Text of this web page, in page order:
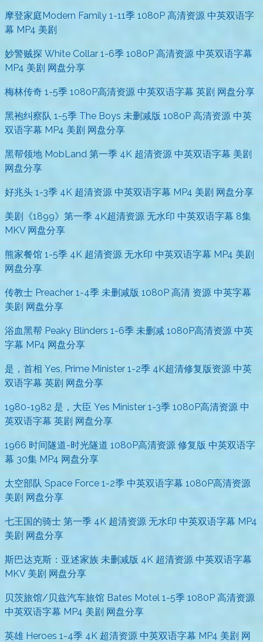
摩登家庭Modern Family 1-11季 1080P 高清资源 中英双语字
幕 MP4 美剧
妙警贼探 White Collar 1-6季 1080P 高清资源 中英双语字幕
MP4 美剧 网盘分享
梅林传奇 1-5季 1080P高清资源 中英双语字幕 英剧 网盘分享
黑袍纠察队 1-5季 The Boys 未删减版 1080P 高清资源 中英
双语字幕 MP4 美剧 网盘分享
黑帮领地 MobLand 第一季 4K 超清资源 中英双语字幕 美剧
网盘分享
好兆头 1-3季 4K 超清资源 中英双语字幕 MP4 美剧 网盘分享
美剧《1899》第一季 4K超清资源 无水印 中英双语字幕 8集
MKV 网盘分享
熊家餐馆 1-5季 4K 超清资源 无水印 中英双语字幕 MP4 美剧
网盘分享
传教士 Preacher 1-4季 未删减版 1080P 高清 资源 中英字幕
美剧 网盘分享
浴血黑帮 Peaky Blinders 1-6季 未删减 1080P高清资源 中英
字幕 MP4 网盘分享
是，首相 Yes, Prime Minister 1-2季 4K超清修复版资源 中英
双语字幕 英剧 网盘分享
1980-1982 是，大臣 Yes Minister 1-3季 1080P高清资源 中
英双语字幕 英剧 网盘分享
1966 时间隧道-时光隧道 1080P高清资源 修复版 中英双语字
幕 30集 MP4 网盘分享
太空部队 Space Force 1-2季 中英双语字幕 1080P高清资源
美剧 网盘分享
七王国的骑士 第一季 4K 超清资源 无水印 中英双语字幕 MP4
美剧 网盘分享
斯巴达克斯：亚述家族 未删减版 4K 超清资源 中英双语字幕
MKV 美剧 网盘分享
贝茨旅馆/贝兹汽车旅馆 Bates Motel 1-5季 1080P 高清资源
中英双语字幕 MP4 美剧 网盘分享
英雄 Heroes 1-4季 4K 超清资源 中英双语字幕 MP4 美剧 网